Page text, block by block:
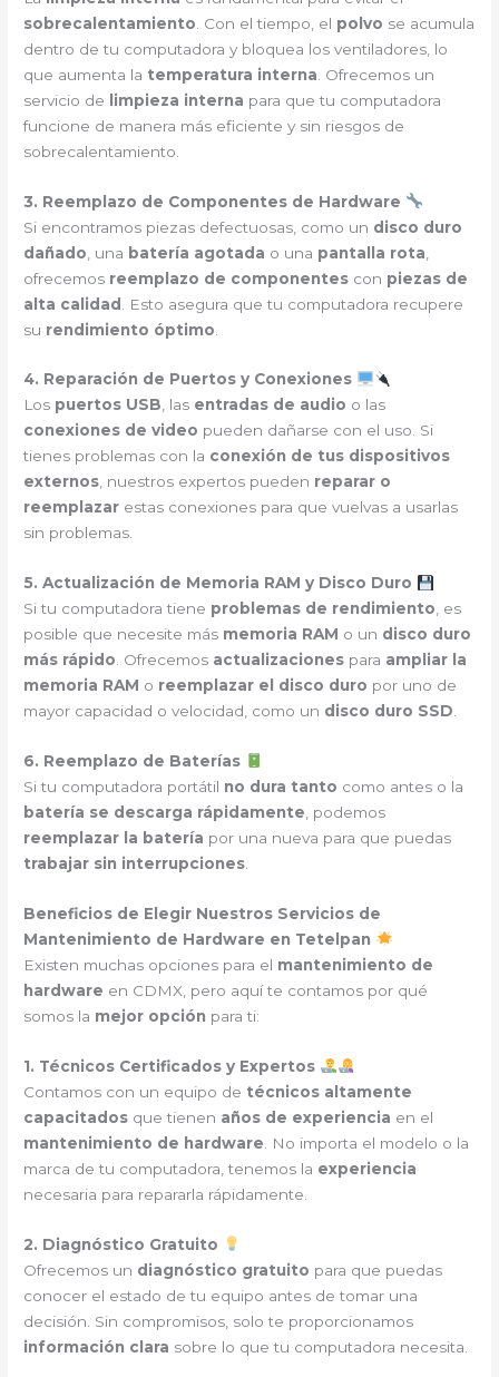
sobrecalentamiento . Con el tiempo, el polvo se acumula
dentro de tu computadora y bloquea los ventiladores, lo
que aumenta la temperatura interna . Ofrecemos un
servicio de
limpieza interna para que tu computadora
funcione de manera más eficiente y sin riesgos de
sobrecalentamiento.
3. Reemplazo de Componentes de Hardware
Si encontramos piezas defectuosas, como un disco duro
dañado , una batería agotada o una pantalla rota
ofrecemos reemplazo de componentes con piezas de
alta calidad . Esto asegura que tu computadora recupere
su rendimiento óptimo
4. Reparación de Puertos y Conexiones
Los puertos USB, las entradas de audio o las
conexiones de video pueden dañarse con el uso. Si
tienes problemas con la conexión de tus dispositivos
externos, nuestros expertos pueden reparar o
reemplazar estas conexiones para que vuelvas a usarlas
sin problemas.
5. Actualización de Memoria RAM y Disco Duro
Si tu computadora tiene problemas de rendimiento, es
posible que necesite más memoria RAM o un disco duro
más rápido. Ofrecemos actualizaciones para ampliar la
memoria RAM o reemplazar el disco duro por uno de
mayor capacidad o velocidad, como un disco duro SSD.
6. Reemplazo de Baterías
Si tu computadora portátil no dura tanto como antes o la
batería se descarga rápidamente , podemos
reemplazar la batería por una nueva para que puedas
trabajar sin interrupciones
Beneficios de Elegir Nuestros Servicios de
Mantenimiento de Hardware en Tetelpan
Existen muchas opciones para el mantenimiento de
hardware en CDMX, pero aquí te contamos por qué
somos la mejor opción para ti:
1. Técnicos Certificados y Expertos
Contamos con un equipo de técnicos altamente
capacitados que tienen años de experiencia en el
mantenimiento de hardware . No importa el modelo o la
marca de tu computadora, tenemos la experiencia
necesaria para repararla rápidamente.
2. Diagnóstico Gratuito
Ofrecemos un diagnóstico gratuito para que puedas
conocer el estado de tu equipo antes de tomar una
decisión. Sin compromisos, solo te proporcionamos
información clara sobre lo que tu computadora necesita.